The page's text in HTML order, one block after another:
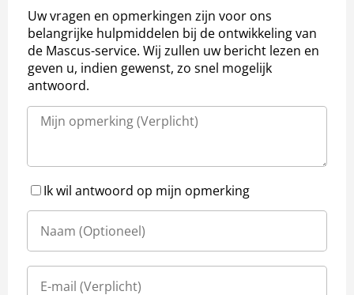
Uw vragen en opmerkingen zijn voor ons
belangrijke hulpmiddelen bij de ontwikkeling van
de Mascus-service. Wij zullen uw bericht lezen en
geven u, indien gewenst, zo snel mogelijk
antwoord.
Ik wil antwoord op mijn opmerking